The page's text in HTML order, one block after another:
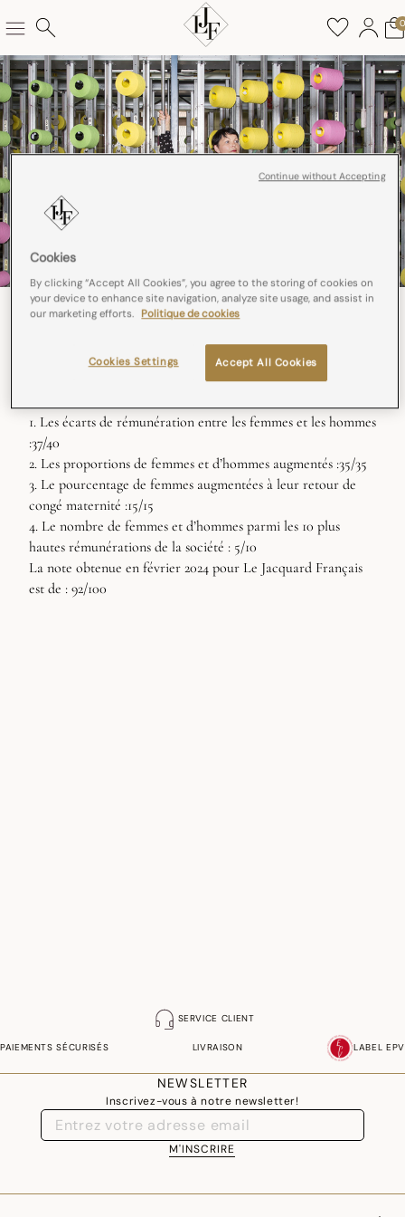
0
Pour les sociétés de moins de 250 salariés l’index égalité
1. Les écarts de rémunération entre les femmes et les hommes
:37/40
2. Les proportions de femmes et d’hommes augmentés :35/35
3. Le pourcentage de femmes augmentées à leur retour de
congé maternité :15/15
4. Le nombre de femmes et d’hommes parmi les 10 plus
hautes rémunérations de la société : 5/10
La note obtenue en février 2024 pour Le Jacquard Français
est de : 92/100
SERVICE CLIENT
PAIEMENTS SÉCURISÉS LIVRAISON LABEL EPV
NEWSLETTER
Inscrivez-vous à notre newsletter!
M'INSCRIRE
Cookies
By clicking “Accept All Cookies”, you agree to the storing of cookies on
your device to enhance site navigation, analyze site usage, and assist in
our marketing efforts. Politique de cookies
Accept All Cookies
Cookies Settings
Continue without Accepting